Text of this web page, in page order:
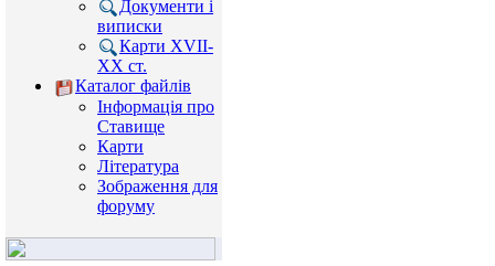
Документи і
виписки
Карти XVII-
XX ст.
Каталог файлів
Інформація про
Ставище
Карти
Література
Зображення для
форуму